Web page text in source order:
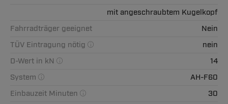
mit angeschraubtem Kugelkopf
Fahrradträger geeignet
Nein
TÜV Eintragung nötig
nein
D-Wert in kN
14
System
AH-F60
Einbauzeit Minuten
30